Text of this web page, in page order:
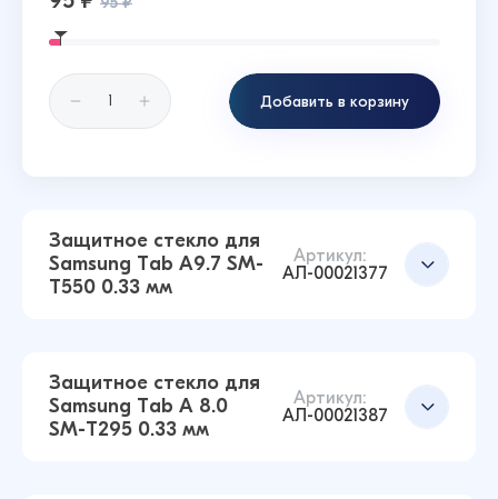
Добавить в корзину
Защитное стекло для
Samsung Tab A9.7 SM-
T550 0.33 мм
Артикул:
АЛ-00021377
Защитное стекло для
Samsung Tab A 8.0
SM-T295 0.33 мм
Артикул:
АЛ-00021387